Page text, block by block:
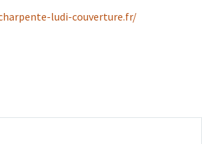
ludi-couverture.fr/